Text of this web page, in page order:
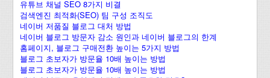
유튜브 채널 SEO 8가지 비결
검색엔진 최적화(SEO) 팀 구성 조직도
네이버 저품질 블로그 대처 방법
네이버 블로그 방문자 감소 원인과 네이버 블로그의 한계
홈페이지, 블로그 구매전환 높이는 5가지 방법
블로그 초보자가 방문율 10배 높이는 방법
블로그 초보자가 방문율 10배 높이는 방법